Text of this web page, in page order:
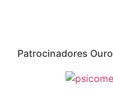
Patrocinadores Ouro